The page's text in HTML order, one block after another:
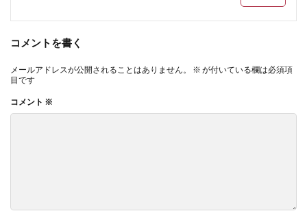
コメントを書く
メールアドレスが公開されることはありません。 ※ が付いている欄は必須項
目です
コメント ※